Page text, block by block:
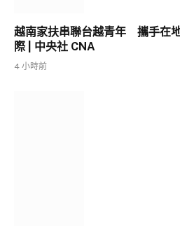
越南家扶串聯台越青年 攜手在
際 | 中央社 CNA
4 小時前